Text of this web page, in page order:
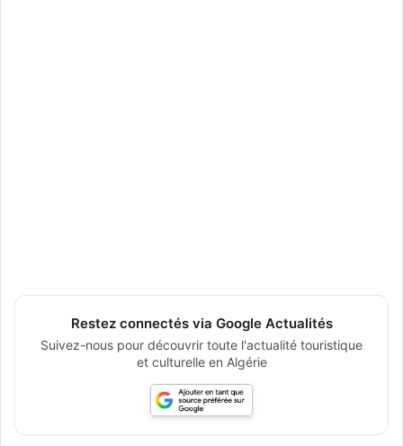
Restez connectés via Google Actualités
Suivez-nous pour découvrir toute l'actualité touristique
et culturelle en Algérie